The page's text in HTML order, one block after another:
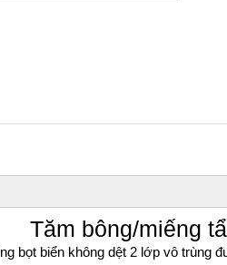
Tăm bông/miếng
bọt biển không dệt 2 lớp vô